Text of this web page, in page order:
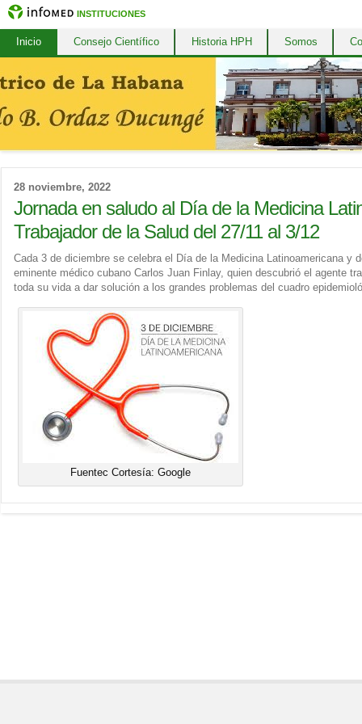
INSTITUCIONES
Inicio Consejo Científico Historia HPH Somos
28 noviembre, 2022
Jornada en saludo al Día de la Medicina
Trabajador de la Salud del 27/11 al 3/12
Cada 3 de diciembre se celebra el Día de la Medicina Latinoamericana y
eminente médico cubano Carlos Juan Finlay, quien descubrió el agente
toda su vida a dar solución a los grandes problemas del cuadro
Fuentec Cortesía: Google